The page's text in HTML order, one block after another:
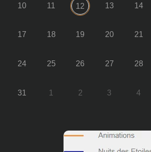
10 11 12 13 14
17 18 19 20 21
24 25 26 27 28
31 1 2 3 4